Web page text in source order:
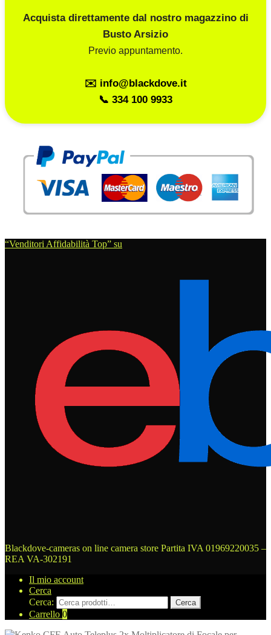
Acquista direttamente dal nostro magazzino di
Busto Arsizio
Previo appuntamento.
✉️ info@blackdove.it
📞 334 100 9933
“Venditori Affidabilità Top” su
Blackdove-cameras on line camera store Partita IVA 01969220035 –
REA VA-302191
Il mio account
Cerca
Cerca:
Cerca
Carrello 0